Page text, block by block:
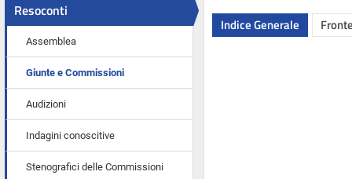
Resoconti
Assemblea
Giunte e Commissioni
Audizioni
Indagini conoscitive
Stenografici delle Commissioni
Indice Generale